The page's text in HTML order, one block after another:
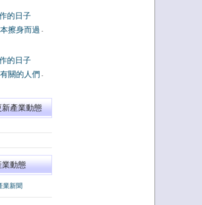
的日子
擦身而過 -
的日子
關的人們 -
產業動態
動態
業新聞